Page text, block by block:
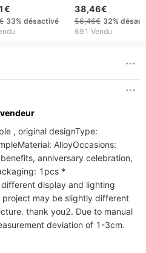
creuses
et diamants
Pan Family
33% désactivé
avec perles
sculptées et
brillants Family
38,46€
56,46€ 32%
691 Vendu
, original designType:
AlloyOccasions:
anniversary celebration,
1pcs *
display and lighting
may be slightly different
thank you2. Due to manual
deviation of 1-3cm.